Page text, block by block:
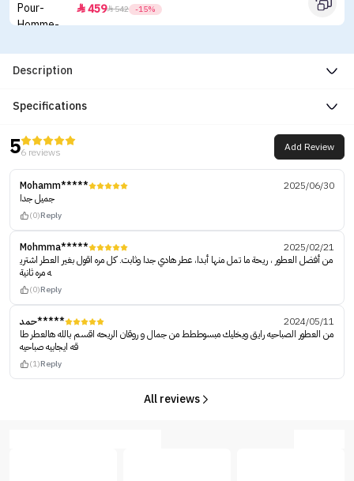
459542 -15%
Description
Specifications
56 reviews Add Review
Mohamm*****
2025/06/30
جميل جدا
(0)Reply
Mohmma*****
2025/02/21
من أفضل العطور ، ريحة ما تمل منها أبدا، عطر هادي جدا وثابت. كل مره اقول بغير العطر اشتري
ه مره ثانية
(0)Reply
حمد*****
2024/05/11
من العطور الصباحيه رايق ويخليك مبسوططط من جمال و روقان الريحه اقسم بالله هالعطر طا
قه ايجابيه صباحيه
(1)Reply
All reviews